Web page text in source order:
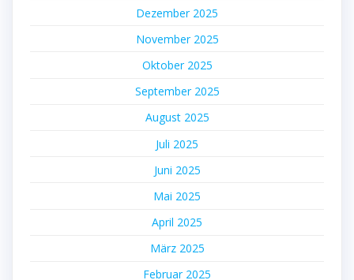
Dezember 2025
November 2025
Oktober 2025
September 2025
August 2025
Juli 2025
Juni 2025
Mai 2025
April 2025
März 2025
Februar 2025